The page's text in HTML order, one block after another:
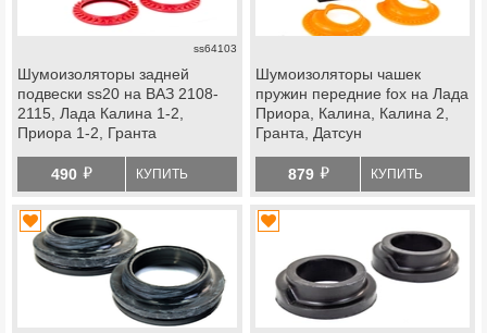
ss64103
Шумоизоляторы задней
подвески ss20 на ВАЗ 2108-
2115, Лада Калина 1-2,
Приора 1-2, Гранта
490 й КУПИТЬ
Шумоизоляторы чашек
пружин передние fox на Лада
Приора, Калина, Калина 2,
Гранта, Датсун
879 й КУПИТЬ